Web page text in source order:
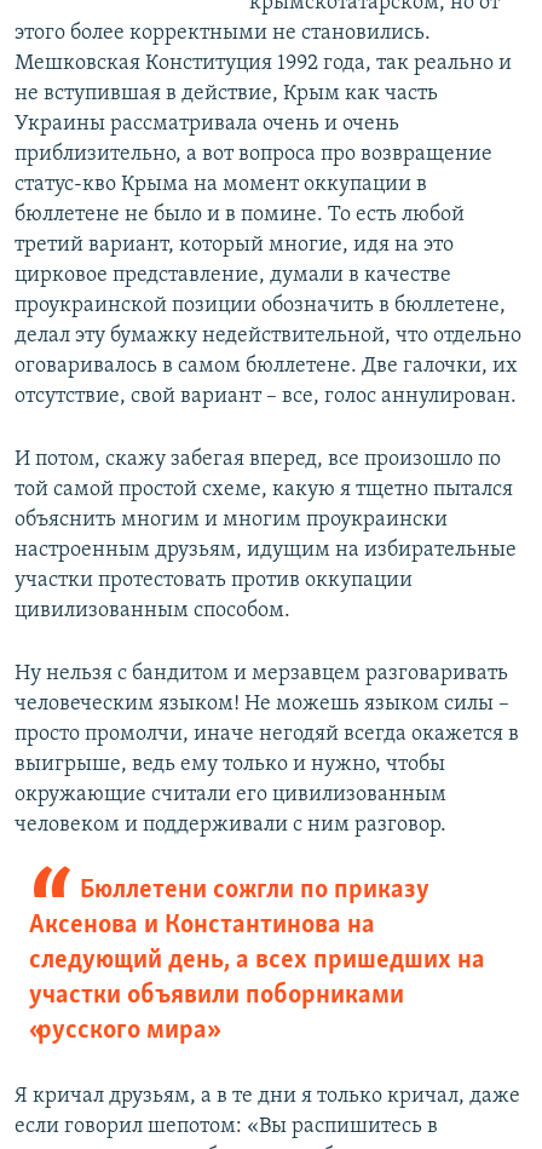
этого более корректными не становились.
Мешковская Конституция 1992 года, так реально и
не вступившая в действие, Крым как часть
Украины рассматривала очень и очень
приблизительно, а вот вопроса про возвращение
статус-кво Крыма на момент оккупации в
бюллетене не было и в помине. То есть любой
третий вариант, который многие, идя на это
цирковое представление, думали в качестве
проукраинской позиции обозначить в бюллетене,
делал эту бумажку недействительной, что отдельно
оговаривалось в самом бюллетене. Две галочки, их
отсутствие, свой вариант – все, голос аннулирован.
И потом, скажу забегая вперед, все произошло по
той самой простой схеме, какую я тщетно пытался
объяснить многим и многим проукраински
настроенным друзьям, идущим на избирательные
участки протестовать против оккупации
цивилизованным способом.
Ну нельзя с бандитом и мерзавцем разговаривать
человеческим языком! Не можешь языком силы –
просто промолчи, иначе негодяй всегда окажется в
выигрыше, ведь ему только и нужно, чтобы
окружающие считали его цивилизованным
человеком и поддерживали с ним разговор.
Бюллетени сожгли по приказу
Аксенова и Константинова на
следующий день, а всех пришедших на
участки объявили поборниками
«русского мира»
Я кричал друзьям, а в те дни я только кричал, даже
если говорил шепотом: «Вы распишитесь в